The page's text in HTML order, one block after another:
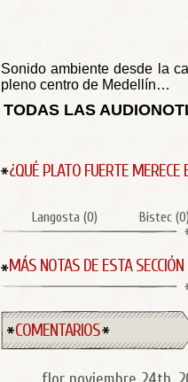
Sonido ambiente desde la
pleno centro de Medellín…
TODAS LAS
¿QUÉ PLATO FUERTE MERECE
Langosta (0) Bistec (0
MÁS NOTAS DE ESTA SECCIÓN
COMENTARIOS